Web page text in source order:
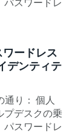
パスワードレ
ードレス
デンティテ
り： 個人
プデスクの乗
パスワードレ